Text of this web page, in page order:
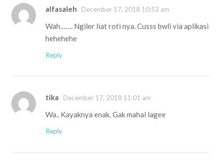
alfasaleh December 17, 2018 10:53 am
Wah……. Ngiler liat roti nya. Cusss bwli via aplikasi
hehehehe
Reply
tika December 17, 2018 11:01 am
Wa.. Kayaknya enak. Gak mahal lagee
Reply